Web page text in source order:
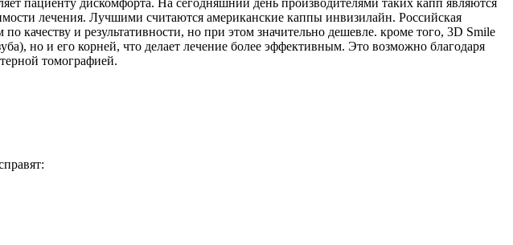
лечения. Лучшими считаются американские каппы инвизилайн. Российская
качеству и результативности, но при этом значительно дешевле. кроме того, 3D Smile
но и его корней, что делает лечение более эффективным. Это возможно благодаря
томографией.